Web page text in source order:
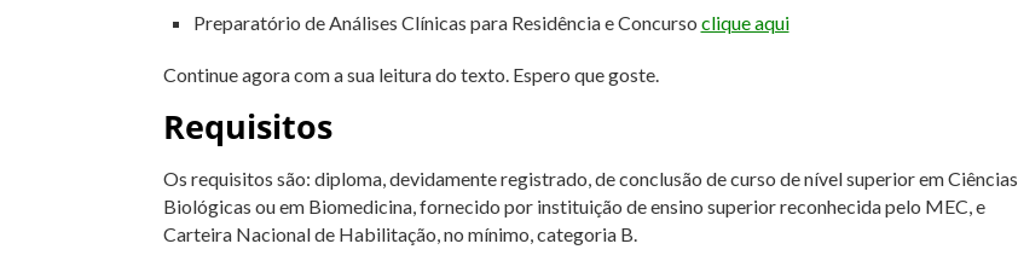
Preparatório de Análises Clínicas para Residência e Concurso clique aqui
Continue agora com a sua leitura do texto. Espero que goste.
Requisitos
Os requisitos são: diploma, devidamente registrado, de conclusão de curso de nível superior em Ciências
Biológicas ou em Biomedicina, fornecido por instituição de ensino superior reconhecida pelo MEC, e
Carteira Nacional de Habilitação, no mínimo, categoria B.